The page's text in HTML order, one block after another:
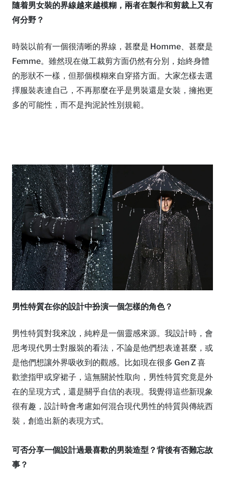
隨着男女裝的界線越來越模糊，兩者在製作和剪裁上又有
何分野？
時裝以前有一個很清晰的界線，甚麼是 Homme、甚麼是
Femme。雖然現在做工裁剪方面仍然有分別，始終身體
的形狀不一樣，但那個模糊來自穿搭方面。大家怎樣去選
擇服裝表達自己，不再那麼在乎是男裝還是女裝，擁抱更
多的可能性，而不是拘泥於性別規範。
男性特質在你的設計中扮演一個怎樣的角色？
男性特質對我來說，純粹是一個靈感來源。我設計時，會
思考現代男士對服裝的看法，不論是他們想表達甚麼，或
是他們想讓外界吸收到的觀感。比如現在很多 Gen Z 喜
歡塗指甲或穿裙子，這無關於性取向，男性特質究竟是外
在的呈現方式，還是關乎自信的表現。我覺得這些新現象
很有趣，設計時會考慮如何混合現代男性的特質與傳統西
裝，創造出新的表現方式。
可否分享一個設計過最喜歡的男裝造型？背後有否難忘故
事？